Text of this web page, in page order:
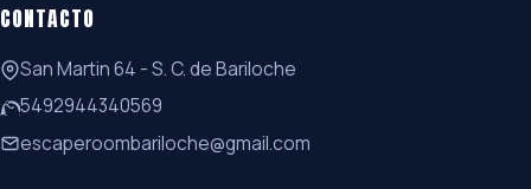
CONTACTO
San Martin 64 - S. C. de Bariloche
5492944340569
escaperoombariloche@gmail.com